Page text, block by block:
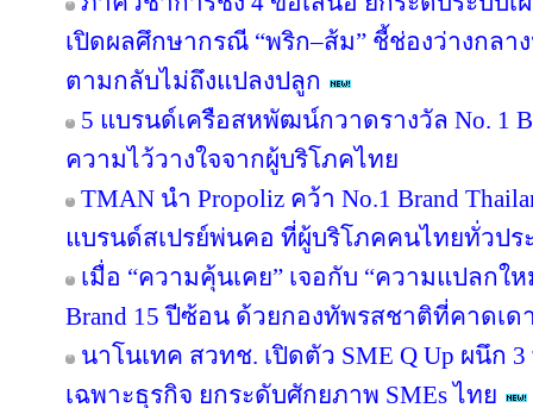
เปิดผลศึกษากรณี “พริก–ส้ม” ชี้ช่องว่างกลา
ตามกลับไม่ถึงแปลงปลูก
5 แบรนด์เครือสหพัฒน์กวาดรางวัล No. 1
ความไว้วางใจจากผู้บริโภคไทย
TMAN นำ Propoliz คว้า No.1 Brand
แบรนด์สเปรย์พ่นคอ ที่ผู้บริโภคคนไทยทั่วปร
เมื่อ “ความคุ้นเคย” เจอกับ “ความแปลกใ
Brand 15 ปีซ้อน ด้วยกองทัพรสชาติที่คาดเด
นาโนเทค สวทช. เปิดตัว SME Q Up ผนึก
เฉพาะธุรกิจ ยกระดับศักยภาพ SMEs ไทย